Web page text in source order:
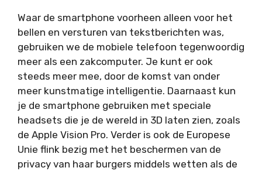
Waar de smartphone voorheen alleen voor het
bellen en versturen van tekstberichten was,
gebruiken we de mobiele telefoon tegenwoordig
meer als een zakcomputer. Je kunt er ook
steeds meer mee, door de komst van onder
meer kunstmatige intelligentie. Daarnaast kun
je de smartphone gebruiken met speciale
headsets die je de wereld in 3D laten zien, zoals
de Apple Vision Pro. Verder is ook de Europese
Unie flink bezig met het beschermen van de
privacy van haar burgers middels wetten als de